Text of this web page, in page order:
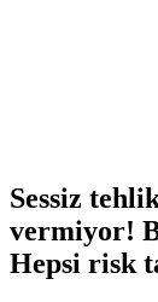
Sessiz
vermiyor!
Hepsi risk